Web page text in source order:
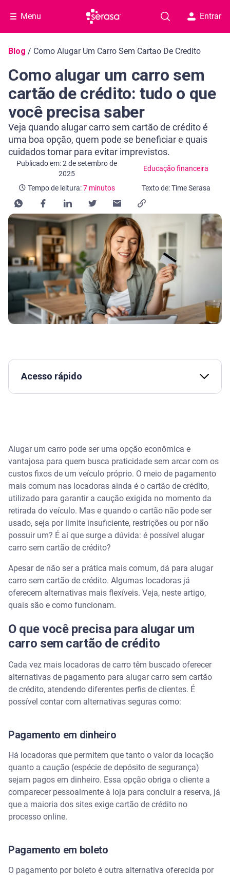
Menu Entrar
Navegação do blog
Blog / Como Alugar Um Carro Sem Cartao De Credito
Como alugar um carro sem
cartão de crédito: tudo o que
você precisa saber
Veja quando alugar carro sem cartão de crédito é
uma boa opção, quem pode se beneficiar e quais
cuidados tomar para evitar imprevistos.
Publicado em: 2 de setembro de
2025
Educação financeira
Categoria Educação financeira
Tempo de leitura:7 minutos
Tempo de leitura: 7 minutos
Texto de: Time Serasa
Acesso rápido
Pagamento em boleto
Cartão de débito
Pix
Responsável financeiro
Locadoras de carro que permitem aluguel sem
cartão de crédito
Como funciona o aluguel sem cartão de crédito:
diferenças no processo
Vantagens e desvantagens de alugar um carro sem
cartão de crédito
Vantagens de alugar carro sem cartão de crédito
Assista | A Relação do Brasileiro com o Automóvel -
Entrevista com Callebe Mendes
crédito
Documentação necessária para alugar um carro
sem cartão de crédito
Como alugar um carro sem cartão de crédito com
segurança
Quando alugar um carro sem cartão de crédito
pode ser útil
Alugar um carro pode ser uma opção econômica e
vantajosa para quem busca praticidade sem arcar com os
custos fixos de um veículo próprio. O meio de pagamento
mais comum nas locadoras ainda é o cartão de crédito,
utilizado para garantir a caução exigida no momento da
retirada do veículo. Mas e quando o cartão não pode ser
usado, seja por limite insuficiente, restrições ou por não
possuir um? É aí que surge a dúvida: é possível alugar
carro sem cartão de crédito?
Apesar de não ser a prática mais comum, dá para alugar
carro sem cartão de crédito. Algumas locadoras já
oferecem alternativas mais flexíveis. Veja, neste artigo,
quais são e como funcionam.
O que você precisa para alugar um
carro sem cartão de crédito
Cada vez mais locadoras de carro têm buscado oferecer
alternativas de pagamento para alugar carro sem cartão
de crédito, atendendo diferentes perfis de clientes. É
possível contar com alternativas seguras como:
Pagamento em dinheiro
Há locadoras que permitem que tanto o valor da locação
quanto a caução (espécie de depósito de segurança)
sejam pagos em dinheiro. Essa opção obriga o cliente a
comparecer pessoalmente à loja para concluir a reserva, já
que a maioria dos sites exige cartão de crédito no
processo online.
Pagamento em boleto
O pagamento por boleto é outra alternativa oferecida por